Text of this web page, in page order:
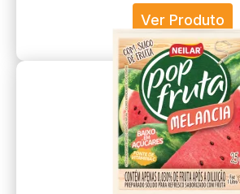
Ver Produto